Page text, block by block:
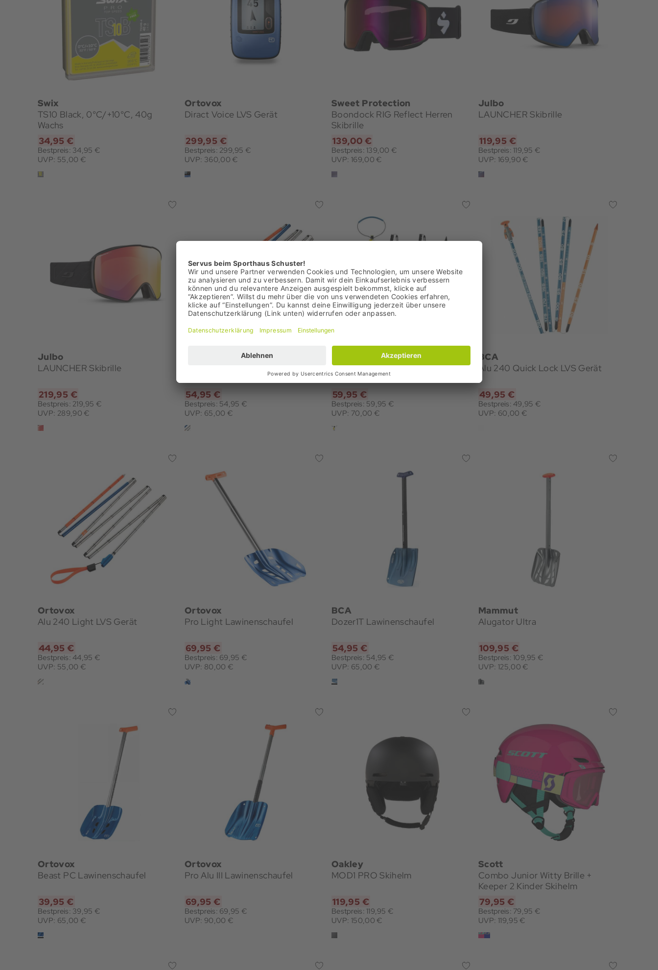
Swix
TS10 Black, 0°C/+10°C, 40g
Wachs
34,95 €
Bestpreis: 34,95 €
UVP: 55,00 €
Ortovox
Diract Voice LVS Gerät
299,95 €
Bestpreis: 299,95 €
UVP: 360,00 €
Sweet Protection
Boondock RIG Reflect Herren
Skibrille
139,00 €
Bestpreis: 139,00 €
UVP: 169,00 €
Julbo
LAUNCHER Skibrille
119,95 €
Bestpreis: 119,95 €
UVP: 169,90 €
Julbo
LAUNCHER Skibrille
219,95 €
Bestpreis: 219,95 €
UVP: 289,90 €
54,95 €
Bestpreis: 54,95 €
UVP: 65,00 €
Probe Alu 260 LVS Gerät
59,95 €
Bestpreis: 59,95 €
UVP: 70,00 €
BCA
Alu 240 Quick Lock LVS Gerät
49,95 €
Bestpreis: 49,95 €
UVP: 60,00 €
Ortovox
Alu 240 Light LVS Gerät
44,95 €
Bestpreis: 44,95 €
UVP: 55,00 €
Ortovox
Pro Light Lawinenschaufel
69,95 €
Bestpreis: 69,95 €
UVP: 80,00 €
BCA
Dozer1T Lawinenschaufel
54,95 €
Bestpreis: 54,95 €
UVP: 65,00 €
Mammut
Alugator Ultra
109,95 €
Bestpreis: 109,95 €
UVP: 125,00 €
Ortovox
Beast PC Lawinenschaufel
39,95 €
Bestpreis: 39,95 €
UVP: 65,00 €
Ortovox
Pro Alu III Lawinenschaufel
69,95 €
Bestpreis: 69,95 €
UVP: 90,00 €
Oakley
MOD1 PRO Skihelm
119,95 €
Bestpreis: 119,95 €
UVP: 150,00 €
Scott
Combo Junior Witty Brille +
Keeper 2 Kinder Skihelm
79,95 €
Bestpreis: 79,95 €
UVP: 119,95 €